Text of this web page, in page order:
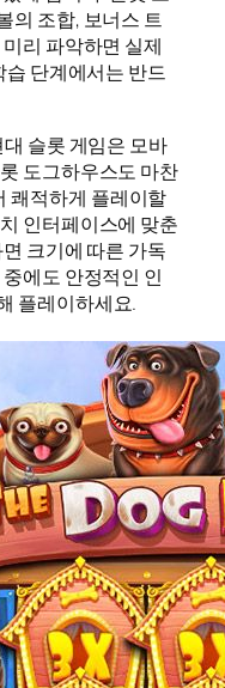
의 조합, 보너스 트
리 파악하면 실제
습 단계에서는 반드
슬롯 게임은 모바
도그하우스도 마찬
쾌적하게 플레이할
인터페이스에 맞춘
크기에 따른 가독
에도 안정적인 인
플레이하세요.